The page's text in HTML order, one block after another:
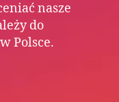
nasze
do
Polsce.